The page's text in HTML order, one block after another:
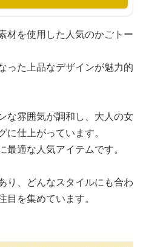
材を使用した人気のかごトー
った上品なデザインが魅力的
な雰囲気が調和し、大人の女
仕上がっています。
適な人気アイテムです。
り、どんなスタイルにも合わ
を集めています。